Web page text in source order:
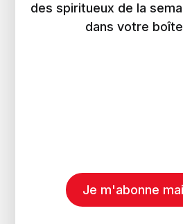
des spiritueux de la
dans votre
Je m'abonne